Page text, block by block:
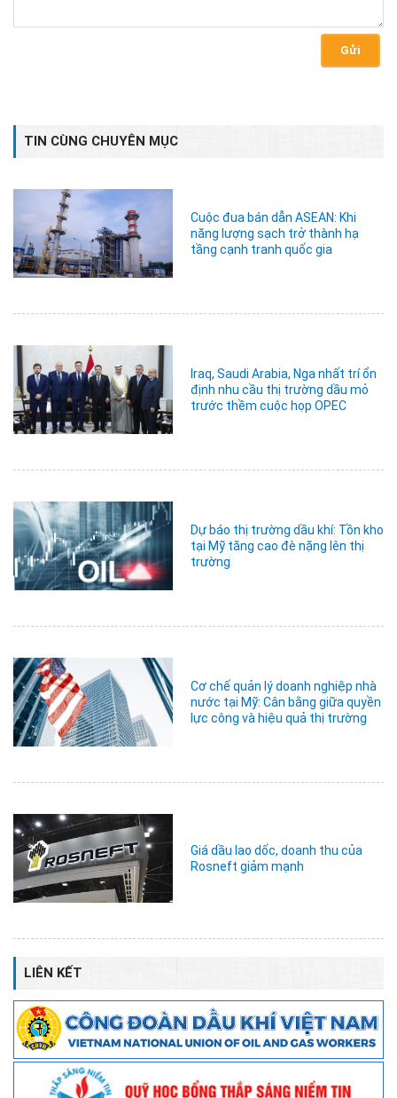
Gửi
TIN CÙNG CHUYÊN MỤC
Cuộc đua bán dẫn ASEAN: Khi
năng lượng sạch trở thành hạ
tầng cạnh tranh quốc gia
Iraq, Saudi Arabia, Nga nhất trí ổn
định nhu cầu thị trường dầu mỏ
trước thềm cuộc họp OPEC
Dự báo thị trường dầu khí: Tồn kho
tại Mỹ tăng cao đè nặng lên thị
trường
Cơ chế quản lý doanh nghiệp nhà
nước tại Mỹ: Cân bằng giữa quyền
lực công và hiệu quả thị trường
Giá dầu lao dốc, doanh thu của
Rosneft giảm mạnh
LIÊN KẾT